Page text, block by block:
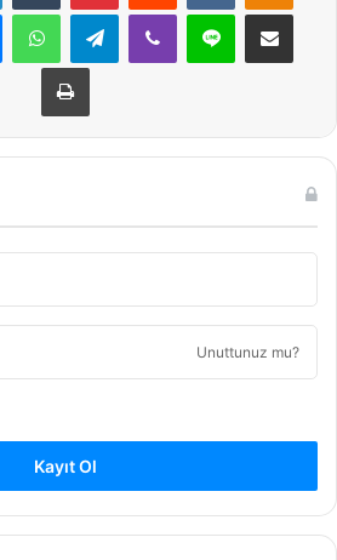
MessengerWhatsAppTelegramViber Line E-Posta ile
Yazdır
Unuttunuz mu?
Kayıt Ol